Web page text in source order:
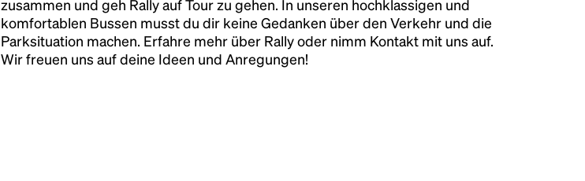
zusammen und geh Rally auf Tour zu gehen. In unseren hochklassigen und
komfortablen Bussen musst du dir keine Gedanken über den Verkehr und die
Parksituation machen. Erfahre mehr über Rally oder nimm Kontakt mit uns auf.
Wir freuen uns auf deine Ideen und Anregungen!